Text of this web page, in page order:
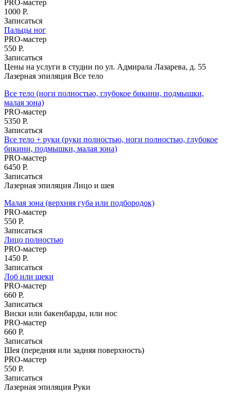
PRO-мастер
1000 Р.
Записаться
Пальцы ног
PRO-мастер
550 Р.
Записаться
Цены на услуги в студии по ул. Адмирала Лазарева, д. 55
Лазерная эпиляция Все тело
Все тело (ноги полностью, глубокое бикини, подмышки,
малая зона)
PRO-мастер
5350 Р.
Записаться
Все тело + руки (руки полностью, ноги полностью, глубокое
бикини, подмышки, малая зона)
PRO-мастер
6450 Р.
Записаться
Лазерная эпиляция Лицо и шея
Малая зона (верхняя губа или подбородок)
PRO-мастер
550 Р.
Записаться
Лицо полностью
PRO-мастер
1450 Р.
Записаться
Лоб или щеки
PRO-мастер
660 Р.
Записаться
Виски или бакенбарды, или нос
PRO-мастер
660 Р.
Записаться
Шея (передняя или задняя поверхность)
PRO-мастер
550 Р.
Записаться
Лазерная эпиляция Руки